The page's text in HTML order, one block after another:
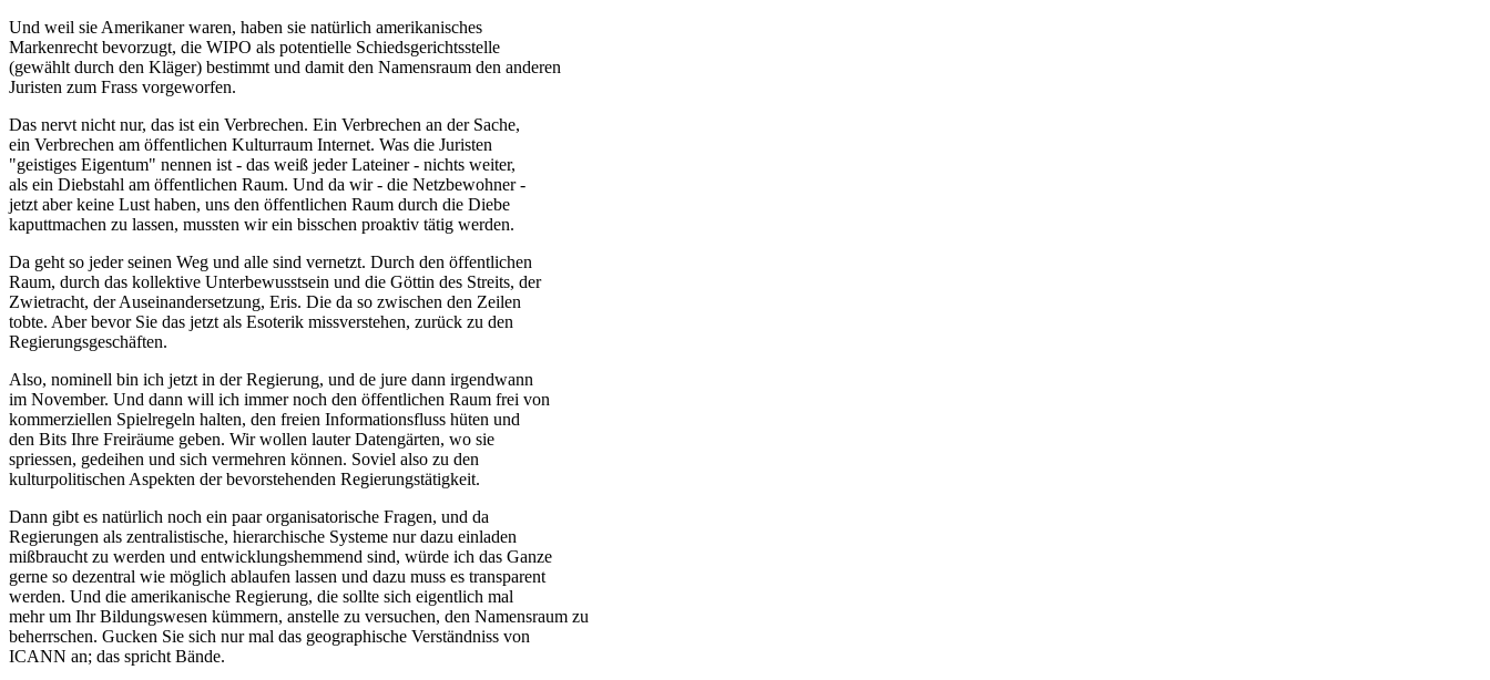
Und weil sie Amerikaner waren, haben sie natürlich amerikanisches
Markenrecht bevorzugt, die WIPO als potentielle Schiedsgerichtsstelle
(gewählt durch den Kläger) bestimmt und damit den Namensraum den anderen
Juristen zum Frass vorgeworfen.
Das nervt nicht nur, das ist ein Verbrechen. Ein Verbrechen an der Sache,
ein Verbrechen am öffentlichen Kulturraum Internet. Was die Juristen
"geistiges Eigentum" nennen ist - das weiß jeder Lateiner - nichts weiter,
als ein Diebstahl am öffentlichen Raum. Und da wir - die Netzbewohner -
jetzt aber keine Lust haben, uns den öffentlichen Raum durch die Diebe
kaputtmachen zu lassen, mussten wir ein bisschen proaktiv tätig werden.
Da geht so jeder seinen Weg und alle sind vernetzt. Durch den öffentlichen
Raum, durch das kollektive Unterbewusstsein und die Göttin des Streits, der
Zwietracht, der Auseinandersetzung, Eris. Die da so zwischen den Zeilen
tobte. Aber bevor Sie das jetzt als Esoterik missverstehen, zurück zu den
Regierungsgeschäften.
Also, nominell bin ich jetzt in der Regierung, und de jure dann irgendwann
im November. Und dann will ich immer noch den öffentlichen Raum frei von
kommerziellen Spielregeln halten, den freien Informationsfluss hüten und
den Bits Ihre Freiräume geben. Wir wollen lauter Datengärten, wo sie
spriessen, gedeihen und sich vermehren können. Soviel also zu den
kulturpolitischen Aspekten der bevorstehenden Regierungstätigkeit.
Dann gibt es natürlich noch ein paar organisatorische Fragen, und da
Regierungen als zentralistische, hierarchische Systeme nur dazu einladen
mißbraucht zu werden und entwicklungshemmend sind, würde ich das Ganze
gerne so dezentral wie möglich ablaufen lassen und dazu muss es transparent
werden. Und die amerikanische Regierung, die sollte sich eigentlich mal
mehr um Ihr Bildungswesen kümmern, anstelle zu versuchen, den Namensraum zu
beherrschen. Gucken Sie sich nur mal das geographische Verständniss von
ICANN an; das spricht Bände.